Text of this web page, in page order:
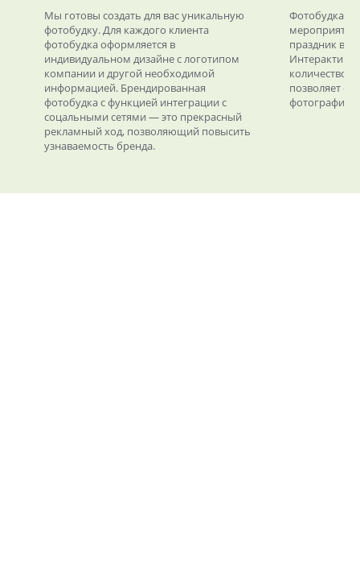
Мы готовы создать для вас уникальную
фотобудку. Для каждого клиента
фотобудка оформляется в
индивидуальном дизайне с логотипом
компании и другой необходимой
информацией. Брендированная
фотобудка с функцией интеграции с
соцальными сетями — это прекрасный
рекламный ход, позволяющий повысить
узнаваемость бренда.
Фотобудка
мероприятие
праздник в
количество
позволяет
фотографии.